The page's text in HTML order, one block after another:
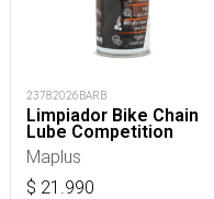
23782026BARB
Limpiador Bike Chain
Lube Competition
Maplus
$ 21.990